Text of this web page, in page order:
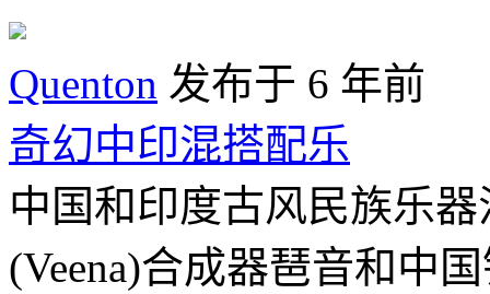
Quenton 发布于 6 年前
奇幻中印混搭配乐
中国和印度古风民族乐
(Veena)合成器琶音和中